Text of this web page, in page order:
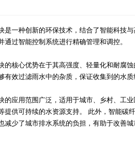
是一种创新的环保技术，结合了智能科技
通过智能控制系统进行精确管理和调控。
的核心优势在于其高强度、轻量化和耐腐
有效过滤雨水中的杂质，保证收集到的水质
的应用范围广泛，适用于城市、乡村、工
提供可持续的水资源支持。 此外，智能碳
减少了城市排水系统的负担，有助于改善城